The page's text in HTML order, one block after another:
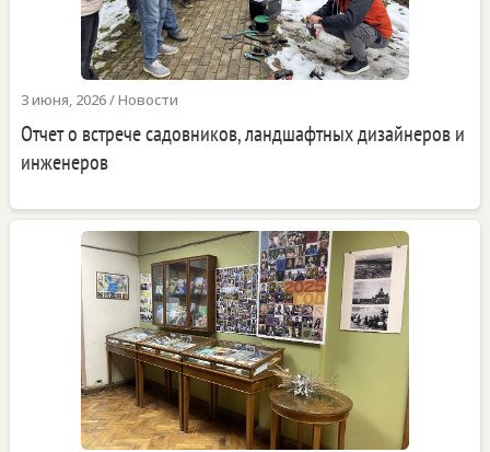
3 июня, 2026/Новости
Отчет о встрече садовников, ландшафтных дизайнеров и
инженеров